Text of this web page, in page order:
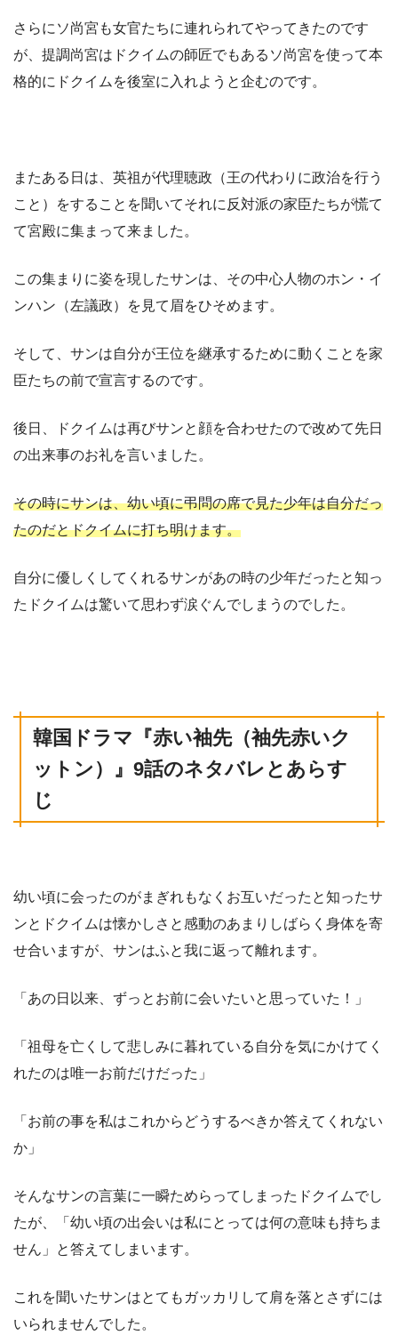
さらにソ尚宮も女官たちに連れられてやってきたのです
が、提調尚宮はドクイムの師匠でもあるソ尚宮を使って本
格的にドクイムを後室に入れようと企むのです。
またある日は、英祖が代理聴政（王の代わりに政治を行う
こと）をすることを聞いてそれに反対派の家臣たちが慌て
て宮殿に集まって来ました。
この集まりに姿を現したサンは、その中心人物のホン・イ
ンハン（左議政）を見て眉をひそめます。
そして、サンは自分が王位を継承するために動くことを家
臣たちの前で宣言するのです。
後日、ドクイムは再びサンと顔を合わせたので改めて先日
の出来事のお礼を言いました。
その時にサンは、幼い頃に弔問の席で見た少年は自分だっ
たのだとドクイムに打ち明けます。
自分に優しくしてくれるサンがあの時の少年だったと知っ
たドクイムは驚いて思わず涙ぐんでしまうのでした。
韓国ドラマ 『赤い袖先（袖先赤いク
ットン）』9話のネタバレとあらす
じ
幼い頃に会ったのがまぎれもなくお互いだったと知ったサ
ンとドクイムは懐かしさと感動のあまりしばらく身体を寄
せ合いますが、サンはふと我に返って離れます。
「あの日以来、ずっとお前に会いたいと思っていた！」
「祖母を亡くして悲しみに暮れている自分を気にかけてく
れたのは唯一お前だけだった」
「お前の事を私はこれからどうするべきか答えてくれない
か」
そんなサンの言葉に一瞬ためらってしまったドクイムでし
たが、「幼い頃の出会いは私にとっては何の意味も持ちま
せん」と答えてしまいます。
これを聞いたサンはとてもガッカリして肩を落とさずには
いられませんでした。